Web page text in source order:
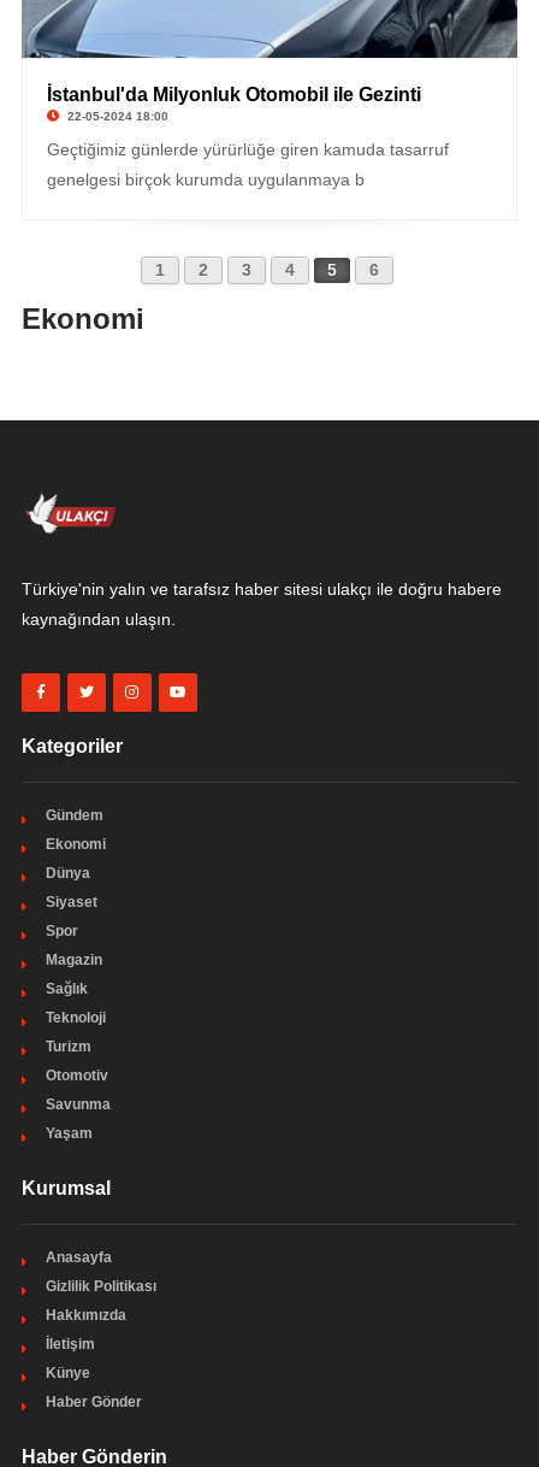
İstanbul'da Milyonluk Otomobil ile Gezinti
22-05-2024 18:00
Geçtiğimiz günlerde yürürlüğe giren kamuda tasarruf
genelgesi birçok kurumda uygulanmaya b
1 2 3 4 5 6
Ekonomi
Türkiye'nin yalın ve tarafsız haber sitesi ulakçı ile doğru habere
kaynağından ulaşın.
Kategoriler
Gündem
Ekonomi
Dünya
Siyaset
Spor
Magazin
Sağlık
Teknoloji
Turizm
Otomotiv
Savunma
Yaşam
Kurumsal
Anasayfa
Gizlilik Politikası
Hakkımızda
İletişim
Künye
Haber Gönder
Haber Gönderin